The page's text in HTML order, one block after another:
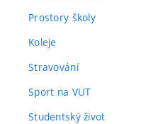
Prostory školy
Koleje
Stravování
Sport na VUT
Studentský život